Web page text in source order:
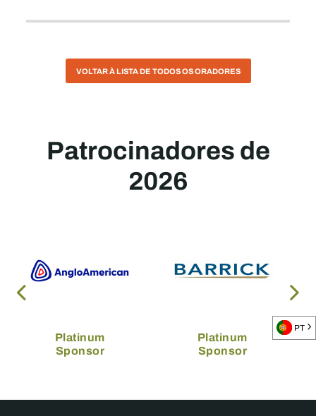
VOLTAR À LISTA DE TODOS OS ORADORES
Patrocinadores de
2026
Platinum
Sponsor
Platinum
Sponsor
PT